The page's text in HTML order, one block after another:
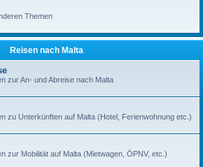
Themen
Reisen nach Malta
zur An- und Abreise nach Malta
zu Unterkünften auf Malta (Hotel, Ferienwohnung etc.)
zur Mobilität auf Malta (Mietwagen, ÖPNV, etc.)